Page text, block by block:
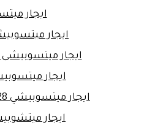
ايجار
ايجار
ايجار
ايجار ميتسوبيشي
ايجار ميتسوبيشي 28 راكب للانتقالات
ايجار